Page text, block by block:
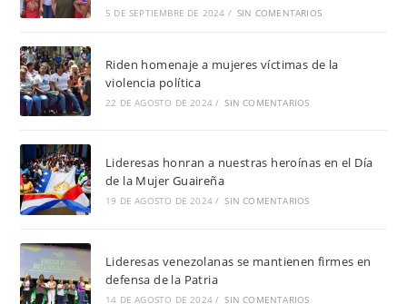
5 DE SEPTIEMBRE DE 2024 / SIN COMENTARIOS
Riden homenaje a mujeres víctimas de la
violencia política
22 DE AGOSTO DE 2024 / SIN COMENTARIOS
Lideresas honran a nuestras heroínas en el Día
de la Mujer Guaireña
19 DE AGOSTO DE 2024 / SIN COMENTARIOS
Lideresas venezolanas se mantienen firmes en
defensa de la Patria
14 DE AGOSTO DE 2024 / SIN COMENTARIOS